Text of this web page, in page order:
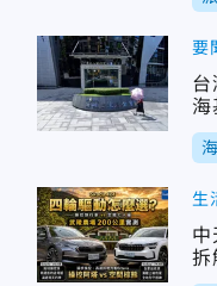
要
台
海
生
拆